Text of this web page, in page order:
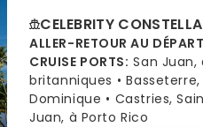
CELEBRITY
ALLER-RETOUR AU
CRUISE PORTS: San Juan,
britanniques
Dominique
Castries,
Juan, à Porto Rico